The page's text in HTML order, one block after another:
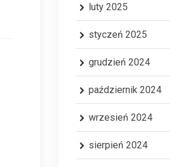
luty 2025
styczeń 2025
grudzień 2024
październik 2024
wrzesień 2024
sierpień 2024